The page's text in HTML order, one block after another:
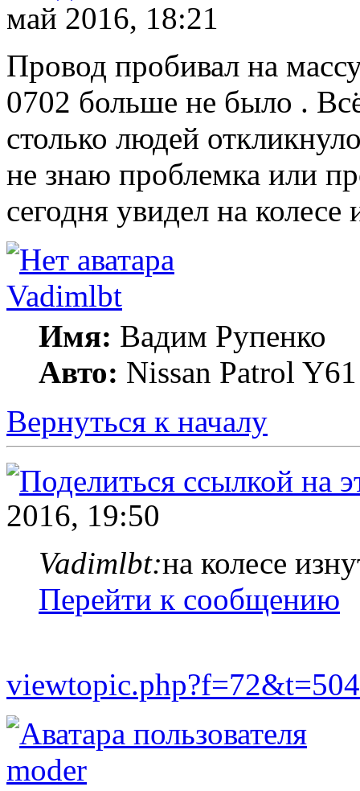
май 2016, 18:21
Провод пробивал на
0702 больше не было .
столько людей
не знаю проблемка или
сегодня увидел на
Vadimlbt
Имя: Вадим Рупенко
Авто: Nissan Patrol
Вернуться к началу
2016, 19:50
Vadimlbt:на колесе
Перейти к сообщению
viewtopic.php?f=72&t=504
moder